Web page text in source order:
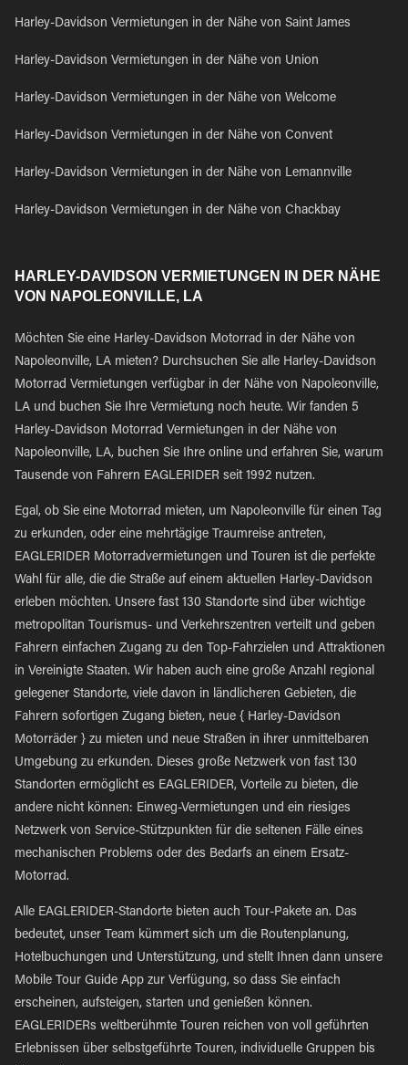
Harley-Davidson Vermietungen in der Nähe von Saint James
Harley-Davidson Vermietungen in der Nähe von Union
Harley-Davidson Vermietungen in der Nähe von Welcome
Harley-Davidson Vermietungen in der Nähe von Convent
Harley-Davidson Vermietungen in der Nähe von Lemannville
Harley-Davidson Vermietungen in der Nähe von Chackbay
HARLEY-DAVIDSON VERMIETUNGEN IN DER NÄHE
VON NAPOLEONVILLE, LA
Möchten Sie eine Harley-Davidson Motorrad in der Nähe von
Napoleonville, LA mieten? Durchsuchen Sie alle Harley-Davidson
Motorrad Vermietungen verfügbar in der Nähe von Napoleonville,
LA und buchen Sie Ihre Vermietung noch heute. Wir fanden 5
Harley-Davidson Motorrad Vermietungen in der Nähe von
Napoleonville, LA, buchen Sie Ihre online und erfahren Sie, warum
Tausende von Fahrern EAGLERIDER seit 1992 nutzen.
Egal, ob Sie eine Motorrad mieten, um Napoleonville für einen Tag
zu erkunden, oder eine mehrtägige Traumreise antreten,
EAGLERIDER Motorradvermietungen und Touren ist die perfekte
Wahl für alle, die die Straße auf einem aktuellen Harley-Davidson
erleben möchten. Unsere fast 130 Standorte sind über wichtige
metropolitan Tourismus- und Verkehrszentren verteilt und geben
Fahrern einfachen Zugang zu den Top-Fahrzielen und Attraktionen
in Vereinigte Staaten. Wir haben auch eine große Anzahl regional
gelegener Standorte, viele davon in ländlicheren Gebieten, die
Fahrern sofortigen Zugang bieten, neue { Harley-Davidson
Motorräder } zu mieten und neue Straßen in ihrer unmittelbaren
Umgebung zu erkunden. Dieses große Netzwerk von fast 130
Standorten ermöglicht es EAGLERIDER, Vorteile zu bieten, die
andere nicht können: Einweg-Vermietungen und ein riesiges
Netzwerk von Service-Stützpunkten für die seltenen Fälle eines
mechanischen Problems oder des Bedarfs an einem Ersatz-
Motorrad.
Alle EAGLERIDER-Standorte bieten auch Tour-Pakete an. Das
bedeutet, unser Team kümmert sich um die Routenplanung,
Hotelbuchungen und Unterstützung, und stellt Ihnen dann unsere
Mobile Tour Guide App zur Verfügung, so dass Sie einfach
erscheinen, aufsteigen, starten und genießen können.
EAGLERIDERs weltberühmte Touren reichen von voll geführten
Erlebnissen über selbstgeführte Touren, individuelle Gruppen bis